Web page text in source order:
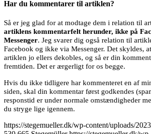
Har du kommentarer til artiklen?
Så er jeg glad for at modtage dem i relation til
artiklens kommentarfelt herunder, ikke på
Messenger. Jeg svarer dig også relation til
Facebook og ikke via Messenger. Det skyldes,
artiklen jo ellers dekobles, og så er din
fremtiden. Det er ærgerligt for os begge.
Hvis du ikke tidligere har kommenteret en af
siden, skal din kommentar først godkendes
responstid er under normale omstændigheder
du stryge lige igennem.
https://stegemueller.dk/wp-content/uploads/